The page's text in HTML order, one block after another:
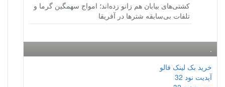
کشتی‌های بیابان هم زانو زده‌اند؛ امواج سهمگین گرما و
تلفات بی‌سابقه شترها در آفریقا
.
خرید بک لینک فالو
آپدیت نود 32